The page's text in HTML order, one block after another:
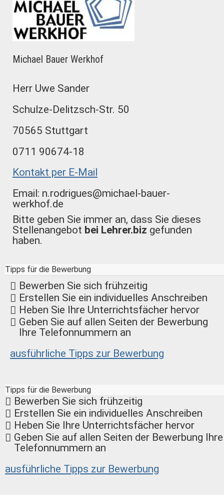
Michael Bauer Werkhof
Herr Uwe Sander
Schulze-Delitzsch-Str. 50
70565 Stuttgart
0711 90674-18
Kontakt per E-Mail
Email: n.rodrigues@michael-bauer-
werkhof.de
Bitte geben Sie immer an, dass Sie dieses
Stellenangebot bei Lehrer.biz gefunden
haben.
Tipps für die Bewerbung
Bewerben Sie sich frühzeitig
Erstellen Sie ein individuelles Anschreiben
Heben Sie Ihre Unterrichtsfächer hervor
Geben Sie auf allen Seiten der Bewerbung
Ihre Telefonnummern an
ausführliche Tipps zur Bewerbung
Tipps für die Bewerbung
Bewerben Sie sich frühzeitig
Erstellen Sie ein individuelles Anschreiben
Heben Sie Ihre Unterrichtsfächer hervor
Geben Sie auf allen Seiten der Bewerbung Ihre
Telefonnummern an
ausführliche Tipps zur Bewerbung